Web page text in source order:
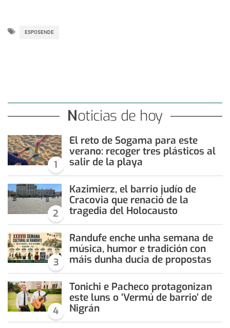
ESPOSENDE
Noticias de hoy
1
El reto de Sogama para este
verano: recoger tres plásticos al
salir de la playa
2
Kazimierz, el barrio judío de
Cracovia que renació de la
tragedia del Holocausto
3
Randufe enche unha semana de
música, humor e tradición con
máis dunha ducia de propostas
4
Tonichi e Pacheco protagonizan
este luns o ‘Vermú de barrio’ de
Nigrán